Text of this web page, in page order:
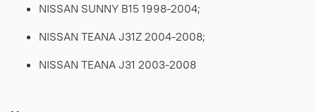
NISSAN SUNNY B15 1998-2004;
NISSAN TEANA J31Z 2004-2008;
NISSAN TEANA J31 2003-2008